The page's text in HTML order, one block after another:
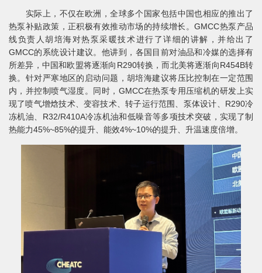
实际上，不仅在欧洲，全球多个国家包括中国也相应的推出了
热泵补贴政策，正积极有效推动市场的持续增长。GMCC热泵产品
线负责人胡培海对热泵采暖技术进行了详细的讲解，并给出了
GMCC的系统设计建议。他讲到，各国目前对油品和冷媒的选择有
所差异，中国和欧盟将逐渐向R290转换，而北美将逐渐向R454B转
换。针对严寒地区的启动问题，胡培海建议将压比控制在一定范围
内，并控制喷气湿度。同时，GMCC在热泵专用压缩机的研发上实
现了喷气增焓技术、变容技术、转子运行范围、泵体设计、R290冷
冻机油、R32/R410A冷冻机油和低噪音等多项技术突破，实现了制
热能力45%~85%的提升、能效4%~10%的提升、升温速度倍增。